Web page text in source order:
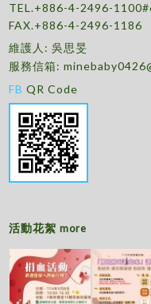
TEL.+886-4-2496-
FAX.+886-4-2496-1186
維護人: 吳思旻
服務信箱:
FB QR Code
活動花絮more